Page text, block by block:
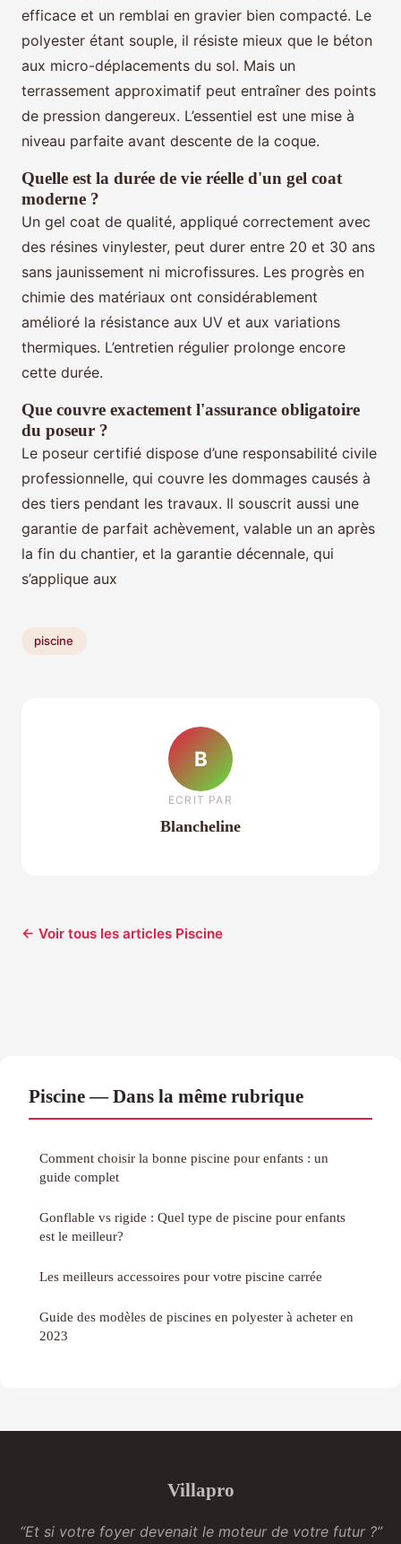
efficace et un remblai en gravier bien compacté. Le
polyester étant souple, il résiste mieux que le béton
aux micro-déplacements du sol. Mais un
terrassement approximatif peut entraîner des points
de pression dangereux. L’essentiel est une mise à
niveau parfaite avant descente de la coque.
Quelle est la durée de vie réelle d'un gel coat
moderne ?
Un gel coat de qualité, appliqué correctement avec
des résines vinylester, peut durer entre 20 et 30 ans
sans jaunissement ni microfissures. Les progrès en
chimie des matériaux ont considérablement
amélioré la résistance aux UV et aux variations
thermiques. L’entretien régulier prolonge encore
cette durée.
Que couvre exactement l'assurance obligatoire
du poseur ?
Le poseur certifié dispose d’une responsabilité civile
professionnelle, qui couvre les dommages causés à
des tiers pendant les travaux. Il souscrit aussi une
garantie de parfait achèvement, valable un an après
la fin du chantier, et la garantie décennale, qui
s’applique aux
piscine
B
ECRIT PAR
Blancheline
← Voir tous les articles Piscine
Piscine — Dans la même rubrique
Comment choisir la bonne piscine pour enfants : un
guide complet
Gonflable vs rigide : Quel type de piscine pour enfants
est le meilleur?
Les meilleurs accessoires pour votre piscine carrée
Guide des modèles de piscines en polyester à acheter en
2023
Villapro
“Et si votre foyer devenait le moteur de votre futur ?”